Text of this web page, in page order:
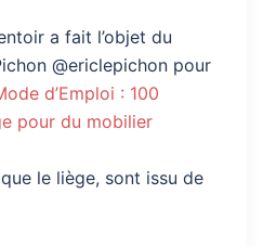
a fait l’objet du
@ericlepichon pour
d’Emploi : 100
pour du mobilier
le liège, sont issu de